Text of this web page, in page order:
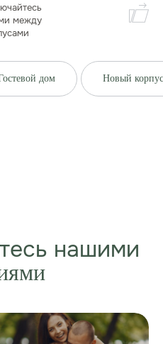
между
дом Новый корпус
нашими